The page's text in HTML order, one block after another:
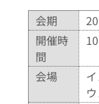
会期
開催時
間
会場